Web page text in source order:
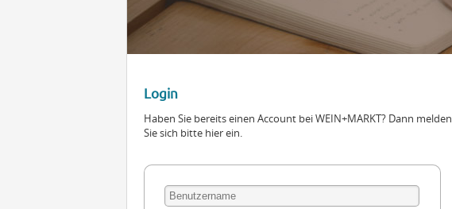
Login
Haben Sie bereits einen Account bei WEIN+MARKT? Dann melden
Sie sich bitte hier ein.